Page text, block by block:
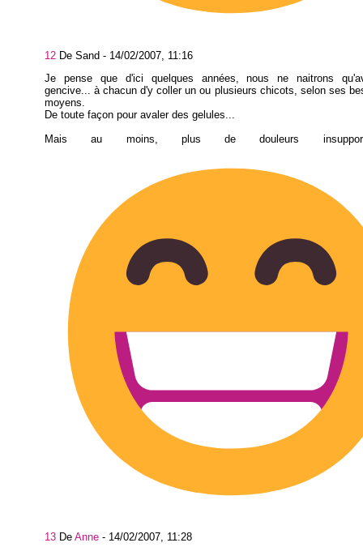
12 De Sand - 14/02/2007, 11:16
Je pense que d'ici quelques années, nous ne naitrons
gencive... à chacun d'y coller un ou plusieurs chicots, selon ses
moyens.
De toute façon pour avaler des gelules...
Mais au moins, plus de douleurs
13 De Anne - 14/02/2007, 11:28